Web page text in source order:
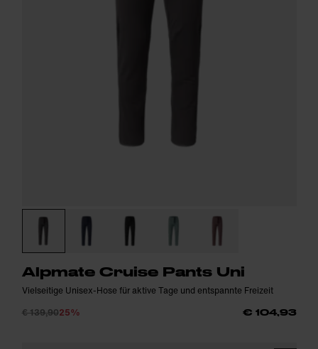
Alpmate Cruise Pants Uni
Vielseitige Unisex-Hose für aktive Tage und entspannte Freizeit
€ 139,9025% € 104,93